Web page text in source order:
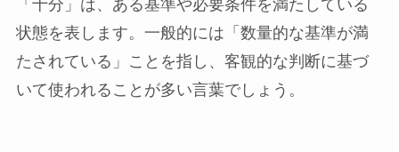
「十分」は、ある基準や必要条件を満たしている
状態を表します。一般的には「数量的な基準が満
たされている」ことを指し、客観的な判断に基づ
いて使われることが多い言葉でしょう。